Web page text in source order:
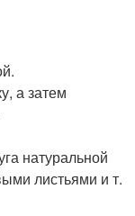
а затем
натуральной
листьями и т.